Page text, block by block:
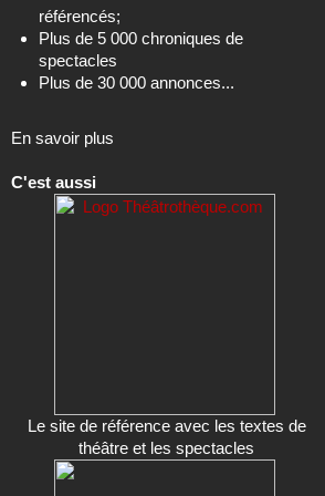
référencés;
Plus de 5 000 chroniques de
spectacles
Plus de 30 000 annonces...
En savoir plus
C'est aussi
Le site de référence avec les textes de
théâtre et les spectacles